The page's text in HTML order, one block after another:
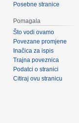
Posebne stranice
Pomagala
Što vodi ovamo
Povezane promjene
Inačica za ispis
Trajna poveznica
Podatci o stranici
Citiraj ovu stranicu